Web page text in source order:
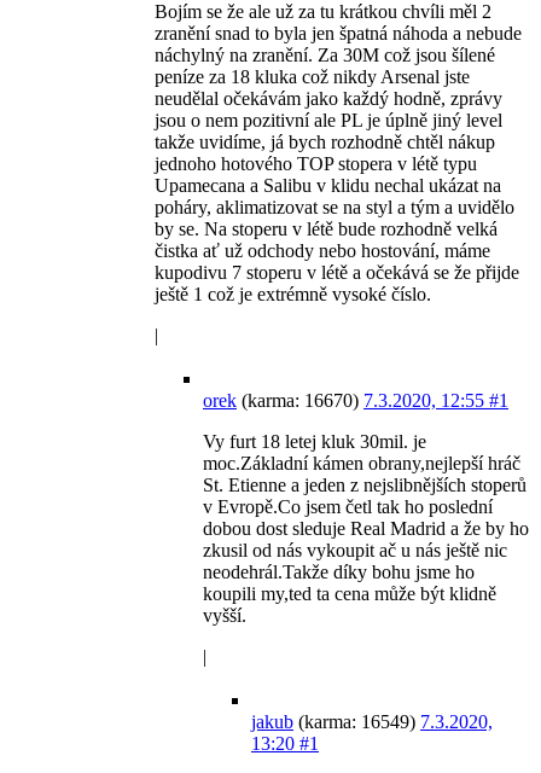
Bojím se že ale už za tu krátkou chvíli měl 2
zranění snad to byla jen špatná náhoda a nebude
náchylný na zranění. Za 30M což jsou šílené
peníze za 18 kluka což nikdy Arsenal jste
neudělal očekávám jako každý hodně, zprávy
jsou o nem pozitivní ale PL je úplně jiný level
takže uvidíme, já bych rozhodně chtěl nákup
jednoho hotového TOP stopera v létě typu
Upamecana a Salibu v klidu nechal ukázat na
poháry, aklimatizovat se na styl a tým a uvidělo
by se. Na stoperu v létě bude rozhodně velká
čistka ať už odchody nebo hostování, máme
kupodivu 7 stoperu v létě a očekává se že přijde
ještě 1 což je extrémně vysoké číslo.
|
orek (karma: 16670) 7.3.2020, 12:55 #1
Vy furt 18 letej kluk 30mil. je
moc.Základní kámen obrany,nejlepší hráč
St. Etienne a jeden z nejslibnějších stoperů
v Evropě.Co jsem četl tak ho poslední
dobou dost sleduje Real Madrid a že by ho
zkusil od nás vykoupit ač u nás ještě nic
neodehrál.Takže díky bohu jsme ho
koupili my,ted ta cena může být klidně
vyšší.
|
jakub (karma: 16549) 7.3.2020,
13:20 #1